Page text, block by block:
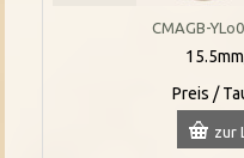
CMAGB-
Preis /
zur